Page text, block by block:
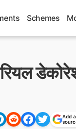
Schemes
Add